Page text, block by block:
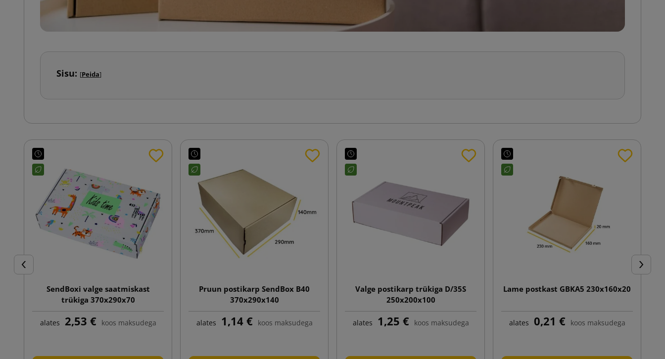
Sisu: [Peida]
Eelmine
SendBoxi valge saatmiskast
trükiga 370x290x70
alates 2,53 € koos maksudega
Pruun postikarp SendBox B40
370x290x140
alates 1,14 € koos maksudega
Valge postikarp trükiga D/35S
250x200x100
alates 1,25 € koos maksudega
Lame postkast GBKA5 230x160x20
alates 0,21 € koos maksudega